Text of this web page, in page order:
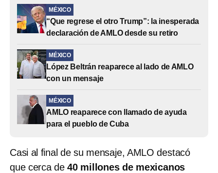
MÉXICO
“Que regrese el otro Trump”: la inesperada
declaración de AMLO desde su retiro
MÉXICO
López Beltrán reaparece al lado de AMLO
con un mensaje
MÉXICO
AMLO reaparece con llamado de ayuda
para el pueblo de Cuba
Casi al final de su mensaje, AMLO destacó
que cerca de40 millones de mexicanos